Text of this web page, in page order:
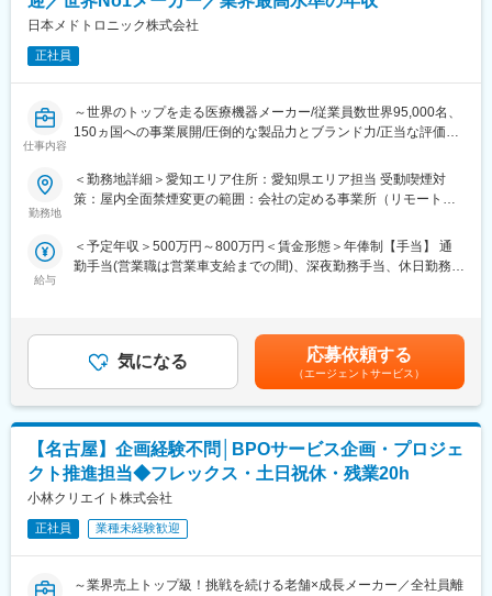
・その他システムサポートチームとして担当するインフラ、社内
ワークフロー、グループウエア等の構築や管理、セキュリティ確
保活動等を実施する
■ポジションの魅力：
・デジタル推進部 システムサポートチームのメンバーとしての安
定した基盤業務
・社長直轄組織であるAI CoEの兼任メンバーとして、全社AI戦略
■将来的なキャリアの方向性：
・マーケティング部門のIT担当
フトコンタクトレンズ市場において国内トップクラスシェアを獲
得しています。
当社は2015年6月、東京証券取引所第一部に株式を公開し、今後
現在、世界有数のコンタクトレンズメーカーとして、更なる飛躍
をすべく、欧州、米国、そしてアジア諸国（特に中国）のマーケ
ットへ拡大戦略を実施中です。
日本メドトロニック株式会社
正社員
仕事内容
～世界のトップを走る医療機器メーカー/従業員数世界95,000名、
150ヵ国への事業展開/圧倒的な製品力とブランド力/正当な評価体
いう社会貢献度～
て最前線で業界をリードしています。当社は1949年の設立以来、
医療技術の革新を続け、電池式体外型ペースメーカの開発やリー
おすすめです。
■評価制度：
社員の努力と成果を正当に評価するインセンティブ制度が充実し
ています。
100%達成の場合は3桁の支給が見込めます。
■業務概要：
医療機器の営業職として、医師や販売代理店と連携し、最適な治
療方法の提案を行います。新製品の特徴や効果を説明し、データ
勤務地
＜勤務地詳細＞愛知エリア住所：愛知県エリア担当 受動喫煙対
策：屋内全面禁煙変更の範囲：会社の定める事業所（リモートワ
給与
＜予定年収＞500万円～800万円＜賃金形態＞年俸制【手当】 通
勤手当(営業職は営業車支給までの間)、深夜勤務手当、休日勤務手
年目の場合固定年収 500万円 インセンティブ 380万円35歳、
入社8年目の場合固定年収 600万円 インセンティブ 400万円
賃金はあくまでも目安の金額であり、選考を通じて上下する可能
性があります。月給(月額)は固定手当を含めた表記です。
気になる 応募依頼する
（エージェントサービス）
【名古屋】企画経験不問│BPOサービス企画・プロジェ
クト推進担当◆フレックス・土日祝休・残業20h
小林クリエイト株式会社
正社員 業種未経験歓迎
～業界売上トップ級！挑戦を続ける老舗×成長メーカー／全社員離